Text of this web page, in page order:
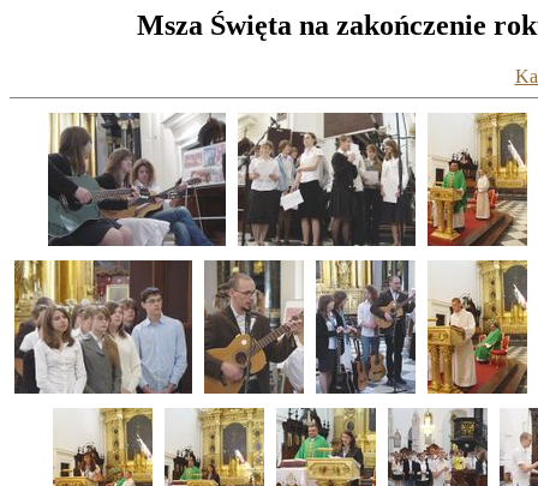
Msza Święta na zakończenie